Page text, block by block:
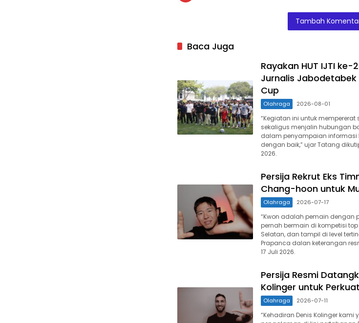
Tambah
Baca Juga
Rayakan HUT IJTI ke-
Jurnalis Jabodetabek
Cup
Olahraga 2026-08-01
“Kegiatan ini untuk
sekaligus menjalin hubungan
dalam penyampaian informasi
dengan baik,” ujar Tatang
2026.
Persija Rekrut Eks
Chang-hoon untuk
Olahraga 2026-07-17
“Kwon adalah pemain
pernah bermain di kompetisi
Selatan, dan tampil di level
Prapanca dalan keterangan
17 Juli 2026.
Persija Resmi
Kolinger untuk
Olahraga 2026-07-11
“Kehadiran Denis Kolinger